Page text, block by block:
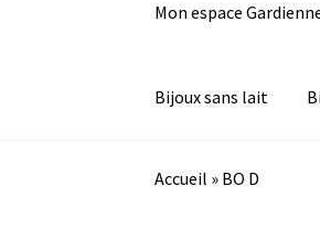
Mon espace
Bijoux sans lait
Accueil » BO D